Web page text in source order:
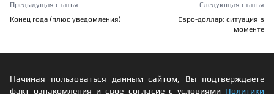
Предыдущая статья
Конец года (плюс уведомления)
Следующая статья
Евро-доллар: ситуация в
моменте
Начиная пользоваться данным сайтом, Вы подтверждаете
факт ознакомления и свое согласие с условиями Политики